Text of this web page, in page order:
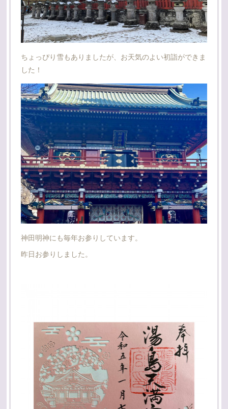
ちょっぴり雪もありましたが、お天気のよい初詣ができま
した！
神田明神にも毎年お参りしています。
昨日お参りしました。